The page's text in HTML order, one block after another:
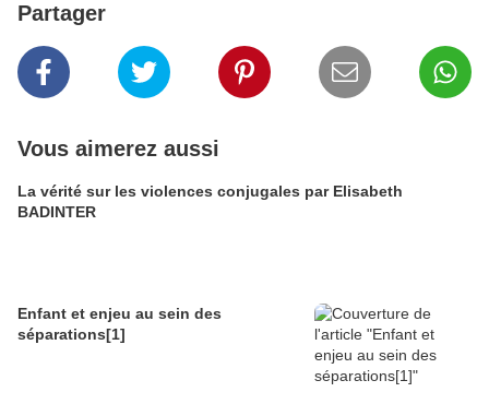
Partager
Vous aimerez aussi
La vérité sur les violences conjugales par Elisabeth
BADINTER
Enfant et enjeu au sein des
séparations[1]